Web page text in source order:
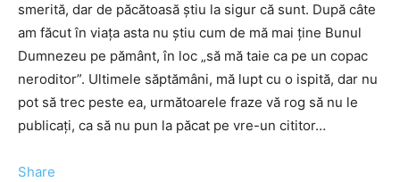
smerită, dar de păcătoasă ştiu la sigur că sunt. După câte
am făcut în viaţa asta nu ştiu cum de mă mai ţine Bunul
Dumnezeu pe pământ, în loc „să mă taie ca pe un copac
neroditor”. Ultimele săptămâni, mă lupt cu o ispită, dar nu
pot să trec peste ea, următoarele fraze vă rog să nu le
publicaţi, ca să nu pun la păcat pe vre-un cititor…
Share